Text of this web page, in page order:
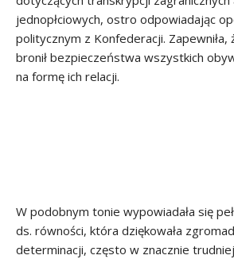
jednopłciowych, ostro odpowiadając
politycznym z Konfederacji. Zapewniła,
bronił bezpieczeństwa wszystkich
na formę ich relacji.
W podobnym tonie wypowiadała się
ds. równości, która dziękowała
determinacji, często w znacznie